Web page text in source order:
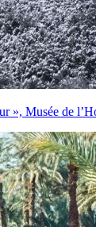
», Musée de